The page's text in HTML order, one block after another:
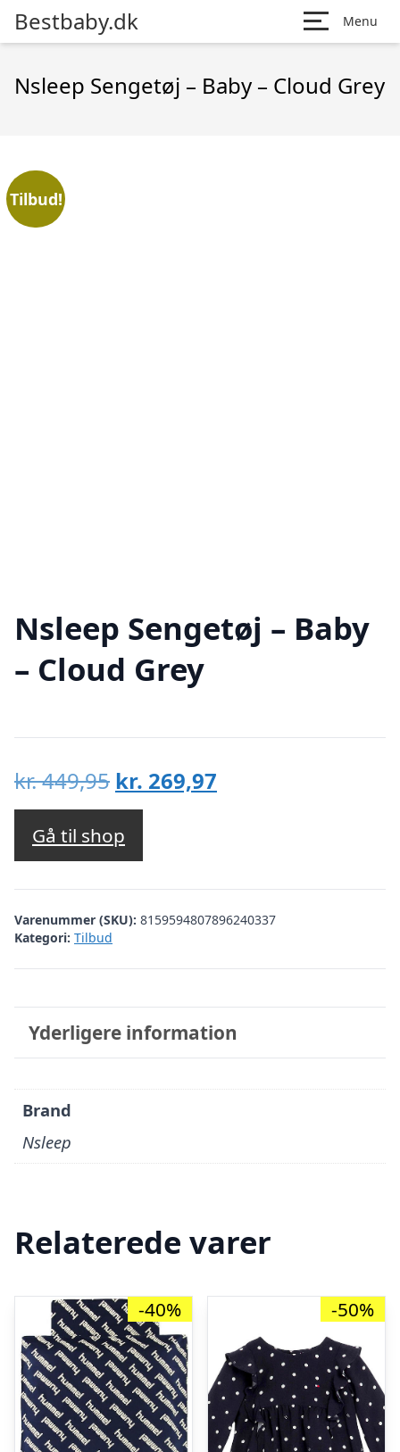
Bestbaby.dk Menu
Nsleep Sengetøj – Baby – Cloud Grey
Tilbud!
Nsleep Sengetøj – Baby
– Cloud Grey
kr.449,95 Den
oprindelige
pris
var:
kr. 449,95.
kr. 269,97
kr. 269,97.
Gå til shop
Varenummer (SKU): 8159594807896240337
Kategori: Tilbud
Yderligere information
Brand
Nsleep
Relaterede varer
-40% -50%